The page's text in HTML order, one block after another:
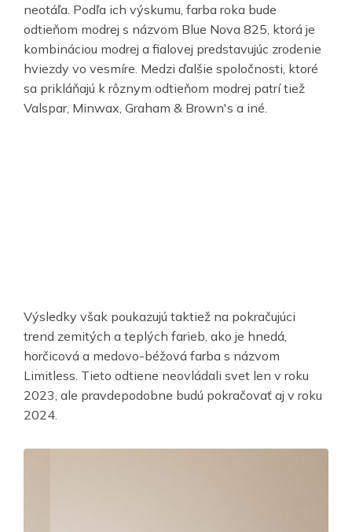
neotáľa. Podľa ich výskumu, farba roka bude
odtieňom modrej s názvom Blue Nova 825, ktorá je
kombináciou modrej a fialovej predstavujúc zrodenie
hviezdy vo vesmíre. Medzi ďalšie spoločnosti, ktoré
sa prikláňajú k rôznym odtieňom modrej patrí tiež
Valspar, Minwax, Graham & Brown's a iné.
Výsledky však poukazujú taktiež na pokračujúci
trend zemitých a teplých farieb, ako je hnedá,
horčicová a medovo-béžová farba s názvom
Limitless. Tieto odtiene neovládali svet len v roku
2023, ale pravdepodobne budú pokračovať aj v roku
2024.